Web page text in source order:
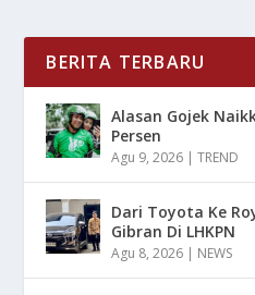
BERITA TERBARU
Alasan Gojek
Persen
Agu 9, 2026 |TREND
Dari Toyota Ke
Gibran Di LHKPN
Agu 8, 2026 | NEWS